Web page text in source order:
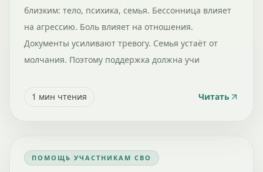
близким: тело, психика, семья. Бессонница влияет
на агрессию. Боль влияет на отношения.
Документы усиливают тревогу. Семья устаёт от
молчания. Поэтому поддержка должна учи
1 мин чтения Читать
ПОМОЩЬ УЧАСТНИКАМ СВО